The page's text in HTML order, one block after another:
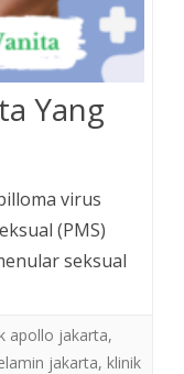
Yang
virus
(PMS)
seksual
apollo jakarta,
jakarta, klinik